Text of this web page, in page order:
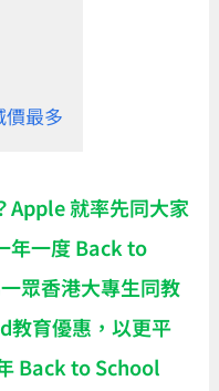
最多
Apple 就率先同大家
年一度 Back to
眾香港大專生同教
教育優惠，以更平
Back to School